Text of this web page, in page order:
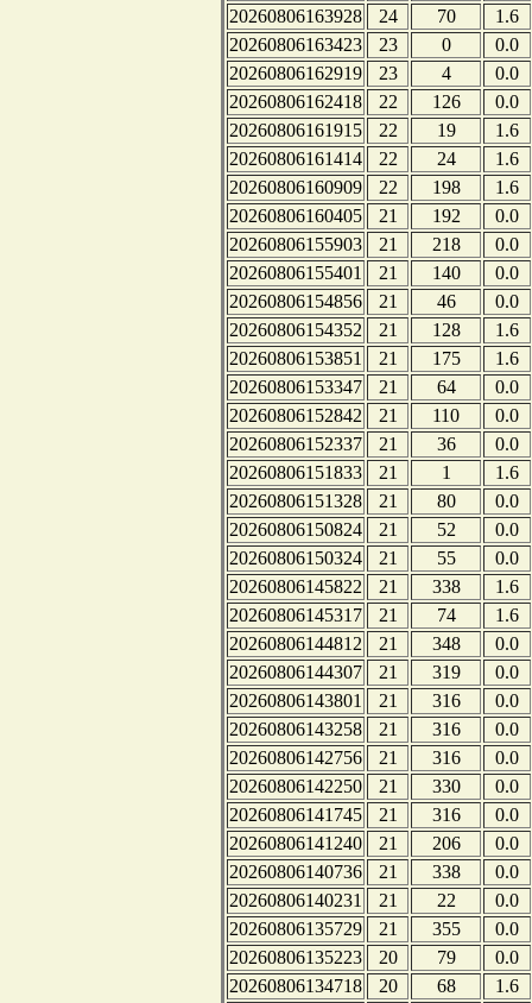
20260806163928
24 70
1.6
20260806163423
23 0
0.0
20260806162919
23 4
0.0
20260806162418
22 126
0.0
20260806161915
22 19
1.6
20260806161414
22 24
1.6
20260806160909
22 198
1.6
20260806160405
21 192
0.0
20260806155903
21 218
0.0
20260806155401
21 140
0.0
20260806154856
21 46
0.0
20260806154352
21 128
1.6
20260806153851
21 175
1.6
20260806153347
21 64
0.0
20260806152842
21 110
0.0
20260806152337
21 36
0.0
20260806151833
21 1
1.6
20260806151328
21 80
0.0
20260806150824
21 52
0.0
20260806150324
21 55
0.0
20260806145822
21 338
1.6
20260806145317
21 74
1.6
20260806144812
21 348
0.0
20260806144307
21 319
0.0
20260806143801
21 316
0.0
20260806143258
21 316
0.0
20260806142756
21 316
0.0
20260806142250
21 330
0.0
20260806141745
21 316
0.0
20260806141240
21 206
0.0
20260806140736
21 338
0.0
20260806140231
21 22
0.0
20260806135729
21 355
0.0
20260806135223
20 79
0.0
20260806134718
20 68
1.6